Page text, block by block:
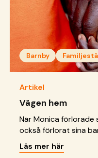
Barnby
Artikel
Vägen hem
När Monica
också förlorat sina
på att hålla ihop
samlade igen.
Läs mer här